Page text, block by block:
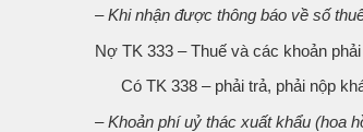
– Khi nhận được thông báo về số
Nợ TK 333 – Thuế và các khoản
Có TK 338 – phải trả, phải nộp
– Khoản phí uỷ thác xuất khẩu (hoa